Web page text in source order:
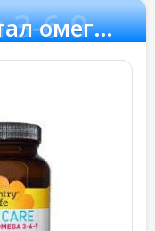
6-9Country Life Пренатал омега 3-6-9